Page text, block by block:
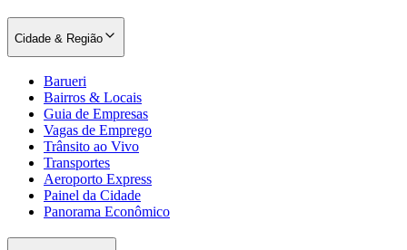
Cidade & Região
Barueri
Bairros & Locais
Guia de Empresas
Vagas de Emprego
Trânsito ao Vivo
Transportes
Aeroporto Express
Painel da Cidade
Panorama Econômico